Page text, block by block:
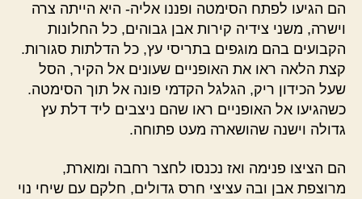
הם הגיעו לפתח הסימטה ופננו אליה- היא הייתה צרה
וישרה, משני צידיה קירות אבן גבוהים, כל החלונות
הקבועים בהם מוגפים בתריסי עץ, כל הדלתות סגורות.
קצת הלאה ראו את האופניים שעונים אל הקיר, הסל
שעל הכידון ריק, הגלגל הקדמי פונה אל תוך הסימטה.
כשהגיעו אל האופניים ראו שהם ניצבים ליד דלת עץ
גדולה וישנה שהושארה מעט פתוחה.
הם הציצו פנימה ואז נכנסו לחצר רחבה ומוארת,
מרוצפת אבן ובה עציצי חרס גדולים, חלקם עם שיחי נוי